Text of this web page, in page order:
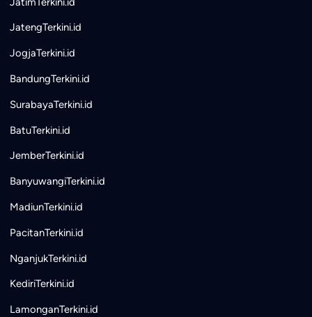
JatengTerkini.id
JogjaTerkini.id
BandungTerkini.id
SurabayaTerkini.id
BatuTerkini.id
JemberTerkini.id
BanyuwangiTerkini.id
MadiunTerkini.id
PacitanTerkini.id
NganjukTerkini.id
KediriTerkini.id
LamonganTerkini.id